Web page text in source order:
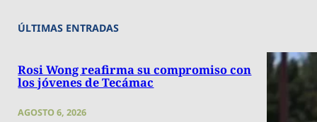
ÚLTIMAS ENTRADAS
Rosi Wong reafirma su compromiso con
los jóvenes de Tecámac
AGOSTO 6, 2026